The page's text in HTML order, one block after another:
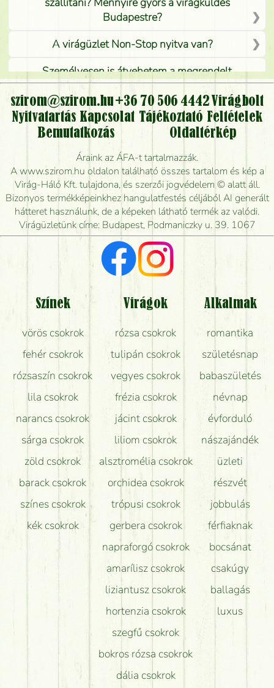
Budapestre?
A virágüzlet Non-Stop nyitva van?
Személyesen is átvehetem a megrendelt
virágcsokrot, vagy csak virágküldéssel, kiszállítással
kérhető?
Vidékre is lehet rendelni?
Meddig rendelhetek virágküldést úgy, hogy még ma
kiszállítsák?
Mennyire gyorsan tudják elkészíteni a csokrot, és
mikor tudják leghamarabb kiszállítani?
Vörös rózsát keresek, van önöknél?
Milyen visszajelzést kapok a virágküldésről?
Tényleg azt kapom, ami a képen van?
Mit kell tudni a virágcsokrok szállításáról?
Hogy marad a lehető legtovább friss a csokor?
Tudok adventi koszorút vásárolni boltban?
szirom@szirom.hu+36 70 506 4442Virágbolt
Nyitvatartás Kapcsolat Tájékoztató Feltételek
Bemutatkozás
Oldaltérkép
Áraink az ÁFA-t tartalmazzák.
A www.szirom.hu oldalon található összes tartalom és kép a
Virág-Háló Kft. tulajdona, és szerzői jogvédelem © alatt áll.
Bizonyos termékképeinkhez hangulatfestés céljából AI generált
hátteret használunk, de a képeken látható termék az valódi.
Virágüzletünk címe: Budapest, Podmaniczky u. 39. 1067
Színek
vörös csokrok
fehér csokrok
rózsaszín csokrok
lila csokrok
narancs csokrok
sárga csokrok
zöld csokrok
barack csokrok
színes csokrok
kék csokrok
Virágok
rózsa csokrok
tulipán csokrok
vegyes csokrok
frézia csokrok
jácint csokrok
liliom csokrok
alsztromélia csokrok
orchidea csokrok
trópusi csokrok
gerbera csokrok
napraforgó csokrok
amarílisz csokrok
liziantusz csokrok
hortenzia csokrok
szegfű csokrok
bokros rózsa csokrok
dália csokrok
Alkalmak
romantika
születésnap
babaszületés
névnap
évforduló
nászajándék
üzleti
részvét
jobbulás
férfiaknak
bocsánat
csakúgy
ballagás
luxus